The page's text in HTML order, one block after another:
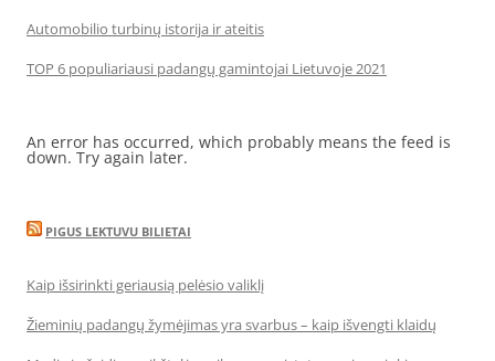
Automobilio turbinų istorija ir ateitis
TOP 6 populiariausi padangų gamintojai Lietuvoje 2021
An error has occurred, which probably means the feed is
down. Try again later.
PIGUS LEKTUVU BILIETAI
Kaip išsirinkti geriausią pelėsio valiklį
Žieminių padangų žymėjimas yra svarbus – kaip išvengti klaidų